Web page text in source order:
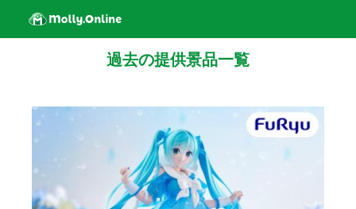
過去の提供景品一覧